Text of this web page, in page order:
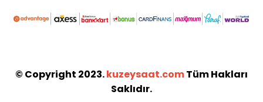
© Copyright 2023.kuzeysaat.comTüm Hakları
Saklıdır.